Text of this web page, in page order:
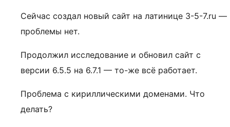
Сейчас создал новый сайт на латинице 3-5-7.ru —
проблемы нет.
Продолжил исследование и обновил сайт с
версии 6.5.5 на 6.7.1 — то-же всё работает.
Проблема с кириллическими доменами. Что
делать?